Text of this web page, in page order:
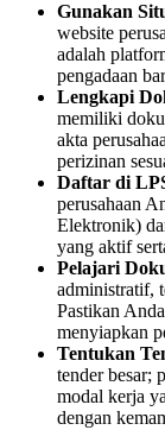
Gunakan
website
adalah
pengadaan
Lengkapi
memiliki
akta
perizinan
Daftar di
perusahaan
Elektronik)
yang aktif
Pelajari
administratif,
Pastikan
menyiapkan
Tentukan
tender besar;
modal kerja
dengan